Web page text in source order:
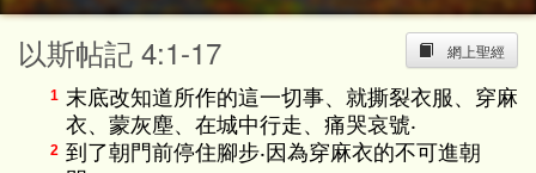
網上聖經
以斯帖記 4:1-17
1 末底改知道所作的這一切事、就撕裂衣服、穿麻
衣、蒙灰塵、在城中行走、痛哭哀號‧
2 到了朝門前停住腳步‧因為穿麻衣的不可進朝